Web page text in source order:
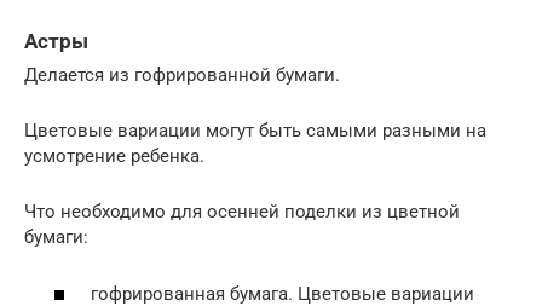
Астры
Делается из гофрированной бумаги.
Цветовые вариации могут быть самыми разными на
усмотрение ребенка.
Что необходимо для осенней поделки из цветной
бумаги:
гофрированная бумага. Цветовые вариации